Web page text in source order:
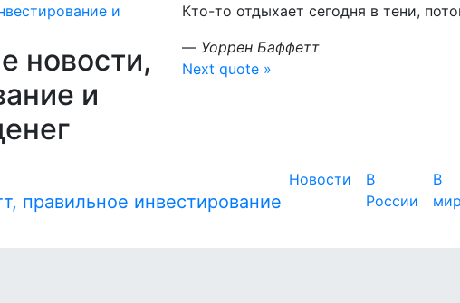
новости,
и
Кто-то отдыхает сегодня в тени,
— Уоррен Баффетт
Next quote »
Новости
В
России
В